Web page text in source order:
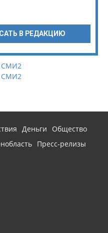
В РЕДАКЦИЮ
СМИ2
СМИ2
Деньги
Общество
Пресс-релизы